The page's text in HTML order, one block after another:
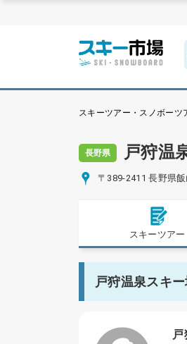
スキーツアー・スノボーツ
長野県 戸狩温
〒389-2411 長野県
スキーツアー
戸狩温泉スキ